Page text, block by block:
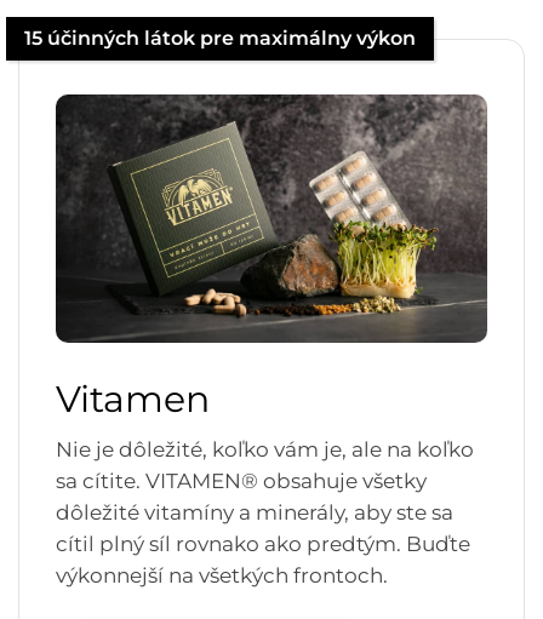
15 účinných látok pre maximálny výkon
Vitamen
Nie je dôležité, koľko vám je, ale na koľko
sa cítite. VITAMEN® obsahuje všetky
dôležité vitamíny a minerály, aby ste sa
cítil plný síl rovnako ako predtým. Buďte
výkonnejší na všetkých frontoch.